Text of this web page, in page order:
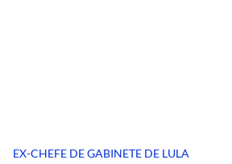
EX-CHEFE DE GABINETE DE LULA